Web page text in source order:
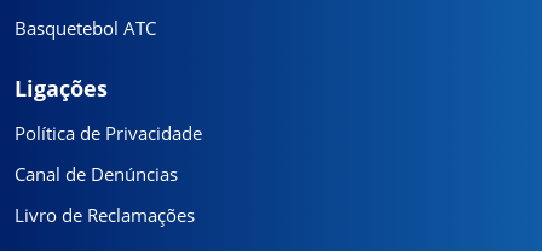
Basquetebol ATC
Ligações
Política de Privacidade
Canal de Denúncias
Livro de Reclamações